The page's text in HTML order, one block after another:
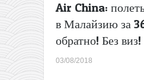
Air China:
в Малайзию за
обратно! Без виз!
03/08/2018